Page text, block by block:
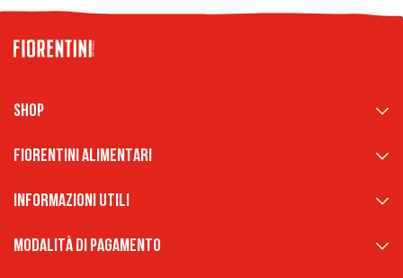
Shop
Fiorentini Alimentari
Informazioni Utili
Modalità di pagamento